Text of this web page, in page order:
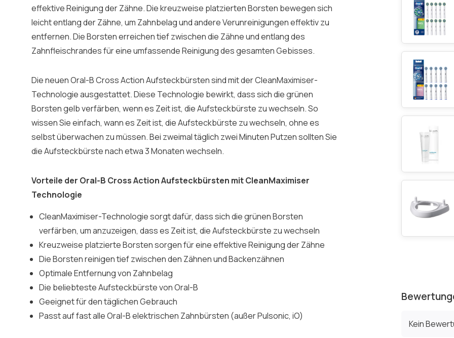
effektive Reinigung der Zähne. Die kreuzweise platzierten Borsten bewegen sich
leicht entlang der Zähne, um Zahnbelag und andere Verunreinigungen effektiv zu
entfernen. Die Borsten erreichen tief zwischen die Zähne und entlang des
Zahnfleischrandes für eine umfassende Reinigung des gesamten Gebisses.
Die neuen Oral-B Cross Action Aufsteckbürsten sind mit der CleanMaximiser-
Technologie ausgestattet. Diese Technologie bewirkt, dass sich die grünen
Borsten gelb verfärben, wenn es Zeit ist, die Aufsteckbürste zu wechseln. So
wissen Sie einfach, wann es Zeit ist, die Aufsteckbürste zu wechseln, ohne es
selbst überwachen zu müssen. Bei zweimal täglich zwei Minuten Putzen sollten Sie
die Aufsteckbürste nach etwa 3 Monaten wechseln.
Vorteile der Oral-B Cross Action Aufsteckbürsten mit CleanMaximiser
Technologie
CleanMaximiser-Technologie sorgt dafür, dass sich die grünen Borsten
verfärben, um anzuzeigen, dass es Zeit ist, die Aufsteckbürste zu wechseln
Kreuzweise platzierte Borsten sorgen für eine effektive Reinigung der Zähne
Die Borsten reinigen tief zwischen den Zähnen und Backenzähnen
Optimale Entfernung von Zahnbelag
Die beliebteste Aufsteckbürste von Oral-B
Geeignet für den täglichen Gebrauch
Passt auf fast alle Oral-B elektrischen Zahnbürsten (außer Pulsonic, iO)
Kein